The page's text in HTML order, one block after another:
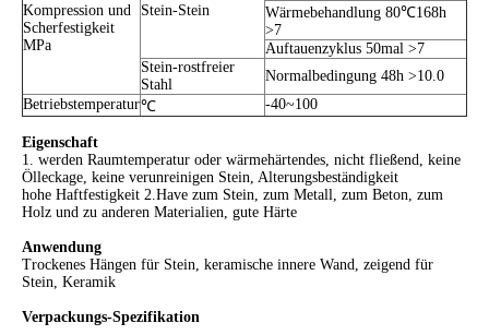
Kompression und
Scherfestigkeit
MPa
Stein-Stein
Wärmebehandlung 80℃168h
>7
Auftauenzyklus 50mal >7
Stein-rostfreier
Stahl
Normalbedingung 48h >10.0
Betriebstemperatur℃ -40~100
Eigenschaft
1. werden Raumtemperatur oder wärmehärtendes, nicht fließend, keine
Ölleckage, keine verunreinigen Stein, Alterungsbeständigkeit
hohe Haftfestigkeit 2.Have zum Stein, zum Metall, zum Beton, zum
Holz und zu anderen Materialien, gute Härte
Anwendung
Trockenes Hängen für Stein, keramische innere Wand, zeigend für
Stein, Keramik
Verpackungs-Spezifikation